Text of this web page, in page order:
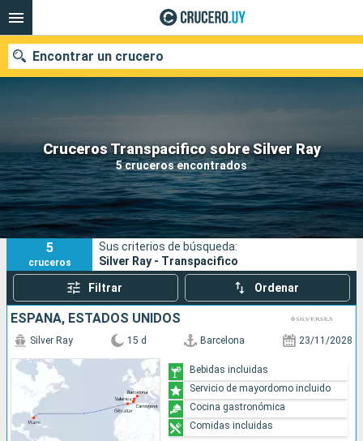
Cruceros Transpacifico sobre Silver Ray
5 cruceros encontrados
Encontrar un crucero
Nuestros destinos
Fecha de salida
Puertos Compañías
Buscar
5
cruceros
Sus criterios de búsqueda:
Silver Ray - Transpacifico
Filtrar Ordenar
ESPAÑA, ESTADOS UNIDOS
Silver Ray 15 d Barcelona 23/11/2028
Bebidas incluidas
Servicio de mayordomo incluido
Cocina gastronómica
Comidas incluidas